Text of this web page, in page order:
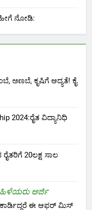
ನೋಡಿ:
ಅಣಬೆ, ಕೃಷಿಗೆ ಆದ್ಯತೆ! ಕೈ
2024:ರೈತ ವಿದ್ಯಾನಿಧಿ
20ಲಕ್ಷ ಸಾಲ
ಅರ್ಜಿ
ಕಾರ್ಡಿದ್ದರೆ ಈ ಆಫರ್ ಮಿಸ್